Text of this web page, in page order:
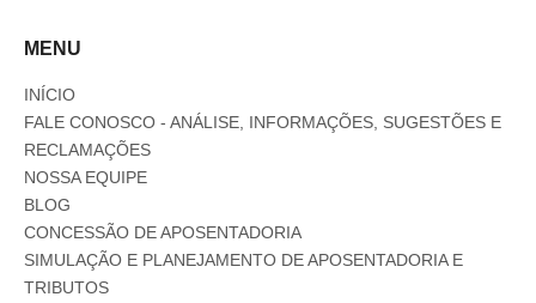
MENU
INÍCIO
FALE CONOSCO - ANÁLISE, INFORMAÇÕES, SUGESTÕES E
RECLAMAÇÕES
NOSSA EQUIPE
BLOG
CONCESSÃO DE APOSENTADORIA
SIMULAÇÃO E PLANEJAMENTO DE APOSENTADORIA E
TRIBUTOS